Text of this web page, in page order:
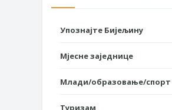
Упознајте Бијељину
Мјесне заједнице
Млади/образовање/спорт
Туризам